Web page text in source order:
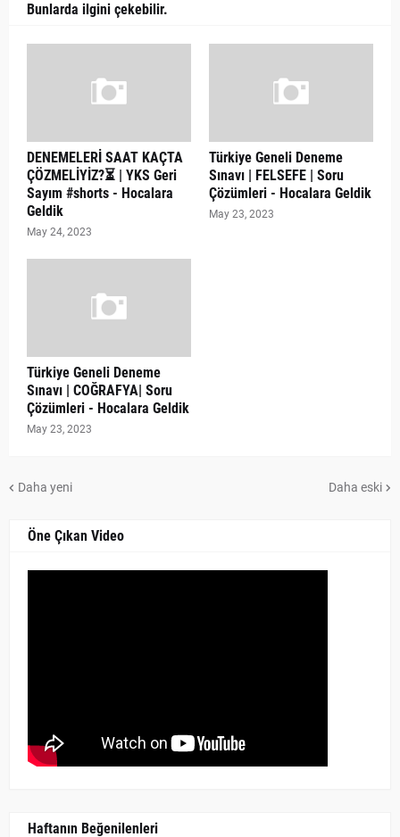
Bunlarda ilgini çekebilir.
DENEMELERİ SAAT KAÇTA
ÇÖZMELİYİZ?⏳ | YKS Geri
Sayım #shorts - Hocalara
Geldik
May 24, 2023
Türkiye Geneli Deneme
Sınavı | FELSEFE | Soru
Çözümleri - Hocalara Geldik
May 23, 2023
Türkiye Geneli Deneme
Sınavı | COĞRAFYA| Soru
Çözümleri - Hocalara Geldik
May 23, 2023
Daha yeni Daha eski
Öne Çıkan Video
Haftanın Beğenilenleri